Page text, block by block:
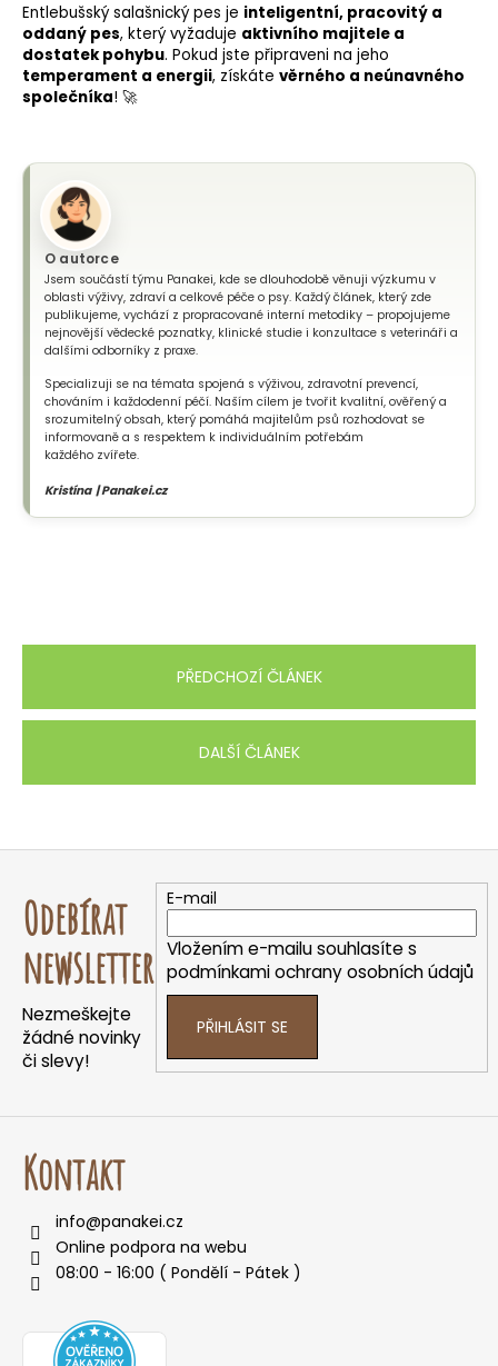
Entlebušský salašnický pes je inteligentní, pracovitý a
oddaný pes, který vyžaduje aktivního majitele a
dostatek pohybu. Pokud jste připraveni na jeho
temperament a energii, získáte věrného a neúnavného
společníka! 🚀
O autorce
Jsem součástí týmu Panakei, kde se dlouhodobě věnuji výzkumu v
oblasti výživy, zdraví a celkové péče o psy. Každý článek, který zde
publikujeme, vychází z propracované interní metodiky – propojujeme
nejnovější vědecké poznatky, klinické studie i konzultace s veterináři a
dalšími odborníky z praxe.
Specializuji se na témata spojená s výživou, zdravotní prevencí,
chováním i každodenní péčí. Naším cílem je tvořit kvalitní, ověřený a
srozumitelný obsah, který pomáhá majitelům psů rozhodovat se
informovaně a s respektem k individuálním potřebám
každého zvířete.
Kristína | Panakei.cz
PŘEDCHOZÍ ČLÁNEK
DALŠÍ ČLÁNEK
Z
Odebírat
newsletter
Nezmeškejte
žádné novinky
či slevy!
E-mail
Vložením e-mailu souhlasíte s
podmínkami ochrany osobních údajů
PŘIHLÁSIT SE
Kontakt
info@panakei.cz
Online podpora na webu
08:00 - 16:00 ( Pondělí - Pátek )